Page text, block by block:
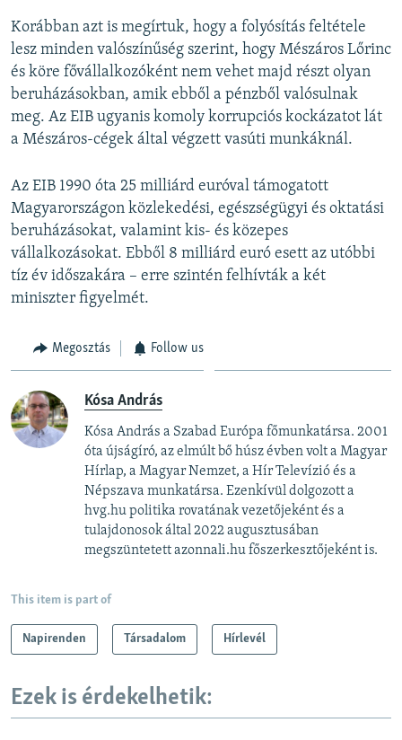
Korábban azt is megírtuk, hogy a folyósítás feltétele
lesz minden valószínűség szerint, hogy Mészáros Lőrinc
és köre fővállalkozóként nem vehet majd részt olyan
beruházásokban, amik ebből a pénzből valósulnak
meg. Az EIB ugyanis komoly korrupciós kockázatot lát
a Mészáros-cégek által végzett vasúti munkáknál.
Az EIB 1990 óta 25 milliárd euróval támogatott
Magyarországon közlekedési, egészségügyi és oktatási
beruházásokat, valamint kis- és közepes
vállalkozásokat. Ebből 8 milliárd euró esett az utóbbi
tíz év időszakára – erre szintén felhívták a két
miniszter figyelmét.
Megosztás Follow us
Kósa András
Kósa András a Szabad Európa főmunkatársa. 2001
óta újságíró, az elmúlt bő húsz évben volt a Magyar
Hírlap, a Magyar Nemzet, a Hír Televízió és a
Népszava munkatársa. Ezenkívül dolgozott a
hvg.hu politika rovatának vezetőjeként és a
tulajdonosok által 2022 augusztusában
megszüntetett azonnali.hu főszerkesztőjeként is.
This item is part of
Napirenden Társadalom Hírlevél
Ezek is érdekelhetik: